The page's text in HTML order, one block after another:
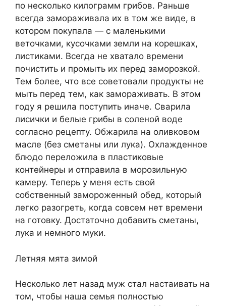
по несколько килограмм грибов. Раньше
всегда замораживала их в том же виде, в
котором покупала — с маленькими
веточками, кусочками земли на корешках,
листиками. Всегда не хватало времени
почистить и промыть их перед заморозкой.
Тем более, что все советовали продукты не
мыть перед тем, как замораживать. В этом
году я решила поступить иначе. Сварила
лисички и белые грибы в соленой воде
согласно рецепту. Обжарила на оливковом
масле (без сметаны или лука). Охлажденное
блюдо переложила в пластиковые
контейнеры и отправила в морозильную
камеру. Теперь у меня есть свой
собственный замороженный обед, который
легко разогреть, когда совсем нет времени
на готовку. Достаточно добавить сметаны,
лука и немного муки.
Летняя мята зимой
Несколько лет назад муж стал настаивать на
том, чтобы наша семья полностью